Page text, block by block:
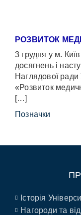
РОЗВИТОК
3 грудня у м.
досягнень і
Наглядової
«Розвиток
[…]
Позначки
Історія
Нагороди та